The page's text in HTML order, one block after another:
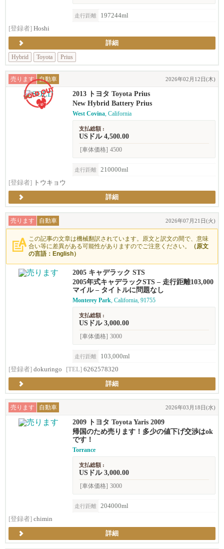
走行距離
197244ml
[登録者] Hoshi
詳細
Hybrid
Toyota Prius
売ります 自動車 2026年02月12日(木)
2013 トヨタ Toyota Prius
New Hybrid Battery Prius
West Covina, California
支払総額 :
USドル 4,500.00
[車体価格] 4500
走行距離
210000ml
[登録者]
トウキョウ
詳細
売ります 自動車 2026年07月21日(火)
この記事の文章は機械翻訳されています。原文と訳文の間で、意味
合い等に差異がある可能性がありますのでご注意ください。
（原文
の言語：English）
2005 キャデラック STS
2005年式キャデラックSTS – 走行距離103,000
マイル – タイトルに問題なし
Monterey Park, California, 91755
支払総額 :
USドル 3,000.00
[車体価格] 3000
走行距離
103,000ml
[登録者] dokuringo [TEL] 6262578320
詳細
売ります 自動車 2026年03月18日(水)
2009 トヨタ Toyota Yaris 2009
帰国のため売ります！多少の値下げ交渉はok
です！
Torrance
支払総額 :
USドル 3,000.00
[車体価格] 3000
走行距離
204000ml
[登録者] chimin
詳細